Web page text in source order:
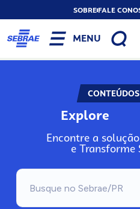
SOBREFALE
MENU
Explore
Encontre a
e Transforme